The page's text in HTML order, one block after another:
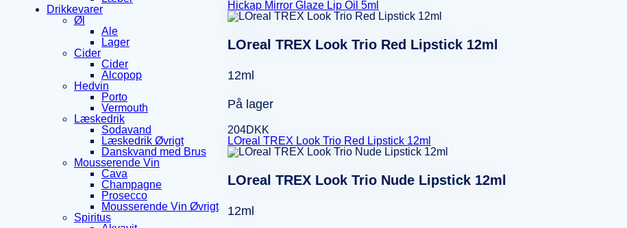
Drikkevarer
Øl
Ale
Lager
Cider
Cider
Alcopop
Hedvin
Porto
Vermouth
Læskedrik
Sodavand
Læskedrik Øvrigt
Danskvand med Brus
Mousserende Vin
Cava
Champagne
Prosecco
Mousserende Vin Øvrigt
Spiritus
Hickap Mirror Glaze Lip Oil 5ml
LOreal TREX Look Trio Red Lipstick 12ml
12ml
På lager
204DKK
LOreal TREX Look Trio Red Lipstick 12ml
LOreal TREX Look Trio Nude Lipstick 12ml
12ml